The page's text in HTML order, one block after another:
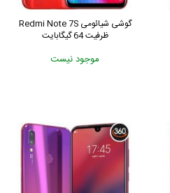
گوشی شیائومی Redmi Note 7S
ظرفیت 64 گیگابایت
موجود نیست